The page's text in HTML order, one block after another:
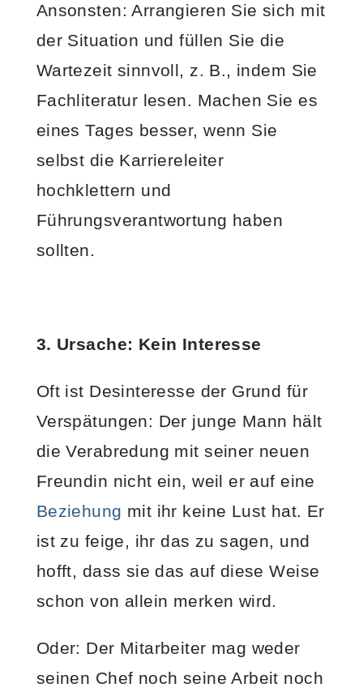
Ansonsten: Arrangieren Sie sich mit
der Situation und füllen Sie die
Wartezeit sinnvoll, z. B., indem Sie
Fachliteratur lesen. Machen Sie es
eines Tages besser, wenn Sie
selbst die Karriereleiter
hochklettern und
Führungsverantwortung haben
sollten.
3. Ursache: Kein Interesse
Oft ist Desinteresse der Grund für
Verspätungen: Der junge Mann hält
die Verabredung mit seiner neuen
Freundin nicht ein, weil er auf eine
Beziehung mit ihr keine Lust hat. Er
ist zu feige, ihr das zu sagen, und
hofft, dass sie das auf diese Weise
schon von allein merken wird.
Oder: Der Mitarbeiter mag weder
seinen Chef noch seine Arbeit noch